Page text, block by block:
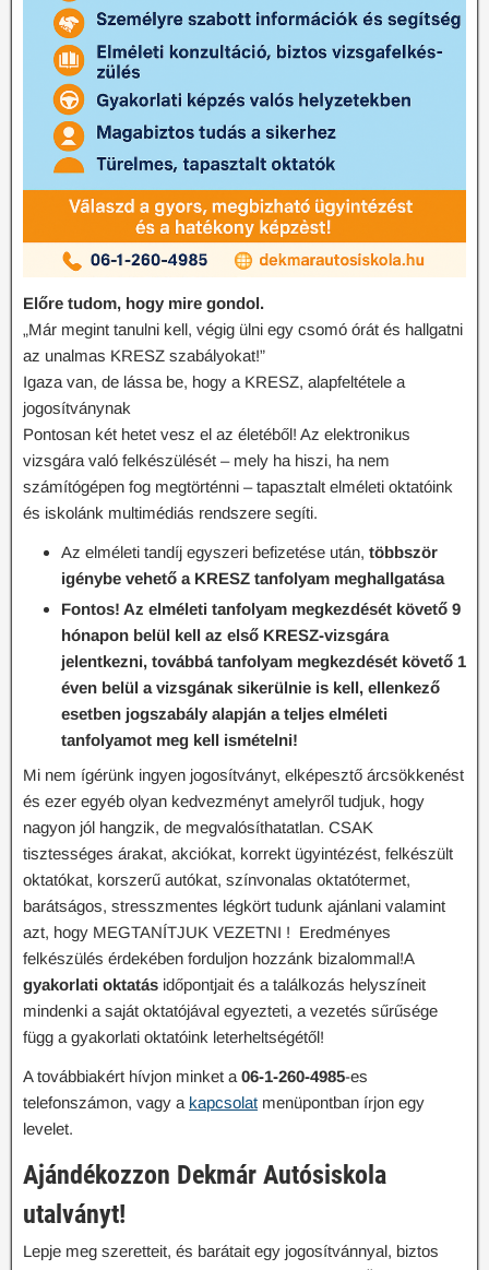
Előre tudom, hogy mire gondol.
„Már megint tanulni kell, végig ülni egy csomó órát és hallgatni
az unalmas KRESZ szabályokat!”
Igaza van, de lássa be, hogy a KRESZ, alapfeltétele a
jogosítványnak
Pontosan két hetet vesz el az életéből! Az elektronikus
vizsgára való felkészülését – mely ha hiszi, ha nem
számítógépen fog megtörténni – tapasztalt elméleti oktatóink
és iskolánk multimédiás rendszere segíti.
Az elméleti tandíj egyszeri befizetése után, többször
igénybe vehető a KRESZ tanfolyam meghallgatása
Fontos! Az elméleti tanfolyam megkezdését követő 9
hónapon belül kell az első KRESZ-vizsgára
jelentkezni, továbbá tanfolyam megkezdését követő 1
éven belül a vizsgának sikerülnie is kell, ellenkező
esetben jogszabály alapján a teljes elméleti
tanfolyamot meg kell ismételni!
Mi nem ígérünk ingyen jogosítványt, elképesztő árcsökkenést
és ezer egyéb olyan kedvezményt amelyről tudjuk, hogy
nagyon jól hangzik, de megvalósíthatatlan. CSAK
tisztességes árakat, akciókat, korrekt ügyintézést, felkészült
oktatókat, korszerű autókat, színvonalas oktatótermet,
barátságos, stresszmentes légkört tudunk ajánlani valamint
azt, hogy MEGTANÍTJUK VEZETNI ! Eredményes
felkészülés érdekében forduljon hozzánk bizalommal!A
gyakorlati oktatás időpontjait és a találkozás helyszíneit
mindenki a saját oktatójával egyezteti, a vezetés sűrűsége
függ a gyakorlati oktatóink leterheltségétől!
A továbbiakért hívjon minket a 06-1-260-4985-es
telefonszámon, vagy a kapcsolat menüpontban írjon egy
levelet.
Ajándékozzon Dekmár Autósiskola
utalványt!
Lepje meg szeretteit, és barátait egy jogosítvánnyal, biztos